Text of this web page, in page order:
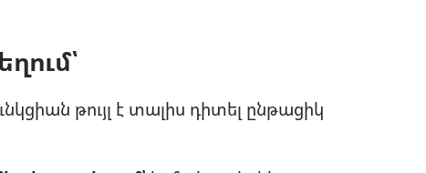
թույլ է տալիս դիտել ընթացիկ